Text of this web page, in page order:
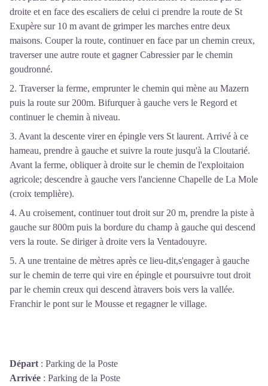
droite et en face des escaliers de celui ci prendre la route de St
Exupère sur 10 m avant de grimper les marches entre deux
maisons. Couper la route, continuer en face par un chemin creux,
traverser une autre route et gagner Cabressier par le chemin
goudronné.
2. Traverser la ferme, emprunter le chemin qui mène au Mazern
puis la route sur 200m. Bifurquer à gauche vers le Regord et
continuer le chemin à niveau.
3. Avant la descente virer en épingle vers St laurent. Arrivé à ce
hameau, prendre à gauche et suivre la route jusqu'à la Cloutarié.
Avant la ferme, obliquer à droite sur le chemin de l'exploitaion
agricole; descendre à gauche vers l'ancienne Chapelle de La Mole
(croix templière).
4. Au croisement, continuer tout droit sur 20 m, prendre la piste à
gauche sur 800m puis la bordure du champ à gauche qui descend
vers la route. Se diriger à droite vers la Ventadouyre.
5. A une trentaine de mètres après ce lieu-dit,s'engager à gauche
sur le chemin de terre qui vire en épingle et poursuivre tout droit
par le chemin creux qui descend àtravers bois vers la vallée.
Franchir le pont sur le Mousse et regagner le village.
Départ : Parking de la Poste
Arrivée : Parking de la Poste